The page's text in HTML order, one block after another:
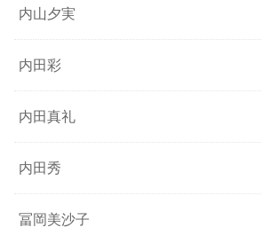
内山夕実
内田彩
内田真礼
内田秀
冨岡美沙子